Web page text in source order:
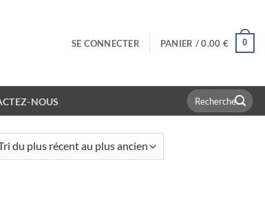
SE CONNECTER PANIER /0.00 € 0
NOUS
Recherche
pour :